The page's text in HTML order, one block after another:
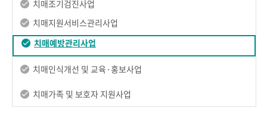
치매조기검진사업
치매지원서비스관리사업
치매예방관리사업
치매인식개선 및 교육·홍보사업
치매가족 및 보호자 지원사업